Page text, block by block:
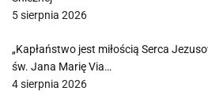
5 sierpnia 2026
„Kapłaństwo jest miłością Serca
św. Jana Marię Via…
4 sierpnia 2026